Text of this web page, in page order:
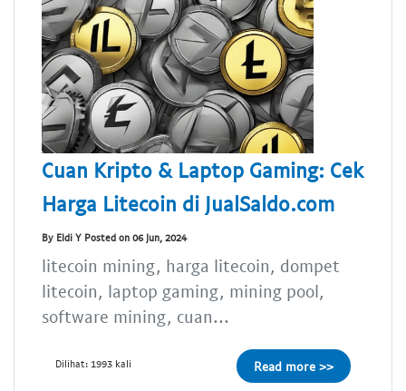
Cuan Kripto & Laptop Gaming: Cek
Harga Litecoin di JualSaldo.com
By Eldi Y Posted on 06 Jun, 2024
litecoin mining, harga litecoin, dompet
litecoin, laptop gaming, mining pool,
software mining, cuan...
Dilihat: 1993 kali Read more >>